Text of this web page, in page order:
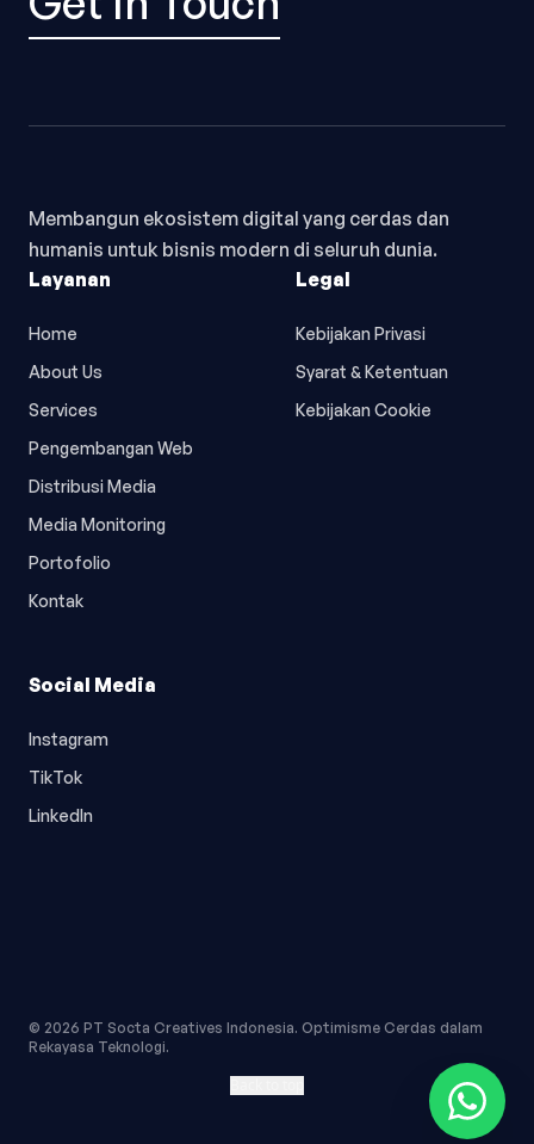
Membangun ekosistem digital yang cerdas dan
humanis untuk bisnis modern di seluruh dunia.
Layanan
Home
About Us
Services
Pengembangan Web
Distribusi Media
Media Monitoring
Portofolio
Kontak
Legal
Kebijakan Privasi
Syarat & Ketentuan
Kebijakan Cookie
Social Media
Instagram
TikTok
LinkedIn
© 2026 PT Socta Creatives Indonesia. Optimisme Cerdas dalam
Rekayasa Teknologi.